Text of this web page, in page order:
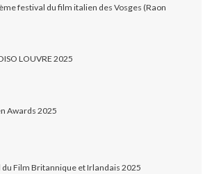
festival du film italien des Vosges (Raon
LOUVRE 2025
Awards 2025
Film Britannique et Irlandais 2025